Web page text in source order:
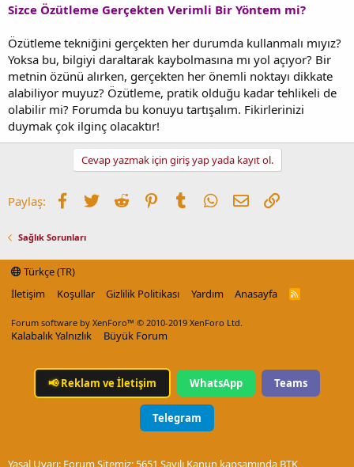
Sizce Özütleme Gerçekten Verimli Bir Yöntem mi?
Özütleme tekniğini gerçekten her durumda kullanmalı mıyız?
Yoksa bu, bilgiyi daraltarak kaybolmasına mı yol açıyor? Bir
metnin özünü alırken, gerçekten her önemli noktayı dikkate
alabiliyor muyuz? Özütleme, pratik olduğu kadar tehlikeli de
olabilir mi? Forumda bu konuyu tartışalım. Fikirlerinizi
duymak çok ilginç olacaktır!
Cevap yazmak için giriş yap yada kayıt ol.
Paylaş: Facebook
TwitterReddit PinterestTumblrWhatsApp
E-postaLink
Sağlık Sorunları
Türkçe (TR)
İletişim
Koşullar Gizlilik Politikası Yardım Anasayfa
R
Forum software by XenForo™ © 2010-2019 XenForo Ltd.
Kalabalık Yalnızlık Büyük Forum
📢Reklam ve İletişim WhatsApp Teams
Telegram
Yasal Uyarı: Forum Sitemiz; 5651 Sayılı Kanun kapsamında BTK